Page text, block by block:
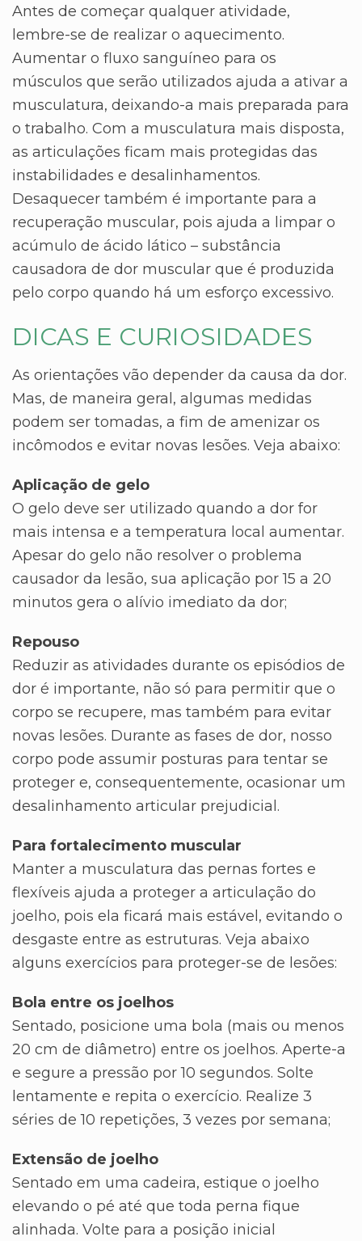
Antes de começar qualquer atividade,
lembre-se de realizar o aquecimento.
Aumentar o fluxo sanguíneo para os
músculos que serão utilizados ajuda a ativar a
musculatura, deixando-a mais preparada para
o trabalho. Com a musculatura mais disposta,
as articulações ficam mais protegidas das
instabilidades e desalinhamentos.
Desaquecer também é importante para a
recuperação muscular, pois ajuda a limpar o
acúmulo de ácido lático – substância
causadora de dor muscular que é produzida
pelo corpo quando há um esforço excessivo.
DICAS E CURIOSIDADES
As orientações vão depender da causa da dor.
Mas, de maneira geral, algumas medidas
podem ser tomadas, a fim de amenizar os
incômodos e evitar novas lesões. Veja abaixo:
Aplicação de gelo
O gelo deve ser utilizado quando a dor for
mais intensa e a temperatura local aumentar.
Apesar do gelo não resolver o problema
causador da lesão, sua aplicação por 15 a 20
minutos gera o alívio imediato da dor;
Repouso
Reduzir as atividades durante os episódios de
dor é importante, não só para permitir que o
corpo se recupere, mas também para evitar
novas lesões. Durante as fases de dor, nosso
corpo pode assumir posturas para tentar se
proteger e, consequentemente, ocasionar um
desalinhamento articular prejudicial.
Para fortalecimento muscular
Manter a musculatura das pernas fortes e
flexíveis ajuda a proteger a articulação do
joelho, pois ela ficará mais estável, evitando o
desgaste entre as estruturas. Veja abaixo
alguns exercícios para proteger-se de lesões:
Bola entre os joelhos
Sentado, posicione uma bola (mais ou menos
20 cm de diâmetro) entre os joelhos. Aperte-a
e segure a pressão por 10 segundos. Solte
lentamente e repita o exercício. Realize 3
séries de 10 repetições, 3 vezes por semana;
Extensão de joelho
Sentado em uma cadeira, estique o joelho
elevando o pé até que toda perna fique
alinhada. Volte para a posição inicial